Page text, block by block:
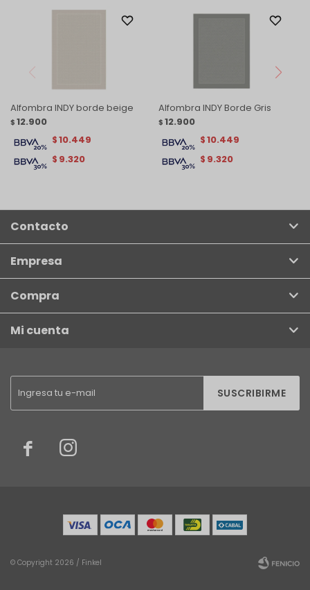
Alfombra INDY borde beige
$ 12.900
$ 9.320
$10.449
Alfombra INDY Borde Gris
$ 12.900
$ 9.320
$10.449
SUSCRIBIRME
 
Contacto
Empresa
Compra
Mi cuenta
© Copyright 2026 / Finkel